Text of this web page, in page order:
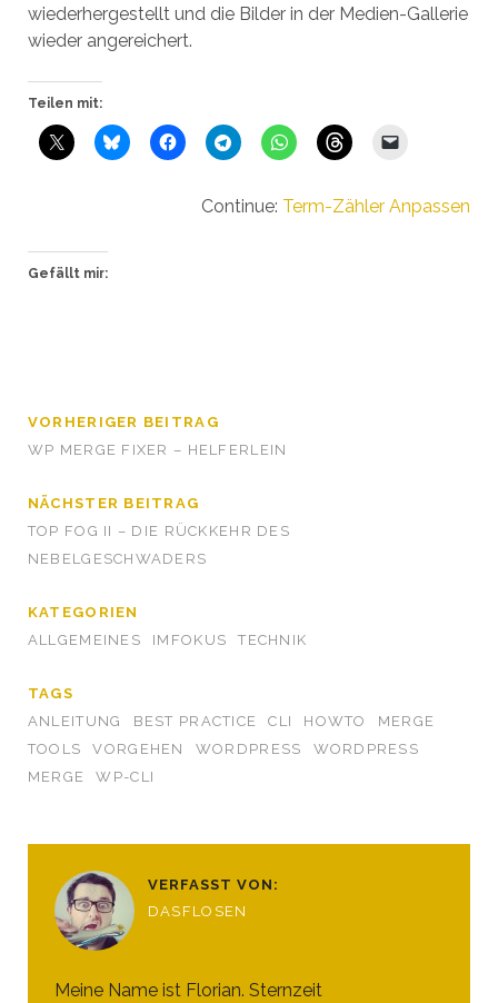
wiederhergestellt und die Bilder in der Medien-Gallerie
wieder angereichert.
Teilen mit:
Continue: Term-Zähler Anpassen
Gefällt mir:
VORHERIGER BEITRAG
WP MERGE FIXER – HELFERLEIN
NÄCHSTER BEITRAG
TOP FOG II – DIE RÜCKKEHR DES
NEBELGESCHWADERS
KATEGORIEN
ALLGEMEINES
IMFOKUS TECHNIK
TAGS
ANLEITUNG
BEST PRACTICE CLI HOWTO
MERGE
TOOLS
VORGEHEN WORDPRESS
WORDPRESS
MERGE
WP-CLI
VERFASST VON:
DASFLOSEN
Meine Name ist Florian. Sternzeit